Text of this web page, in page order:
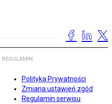
REGULAMIN
Polityka Prywatności
Zmiana ustawień zgód
Regulamin serwisu